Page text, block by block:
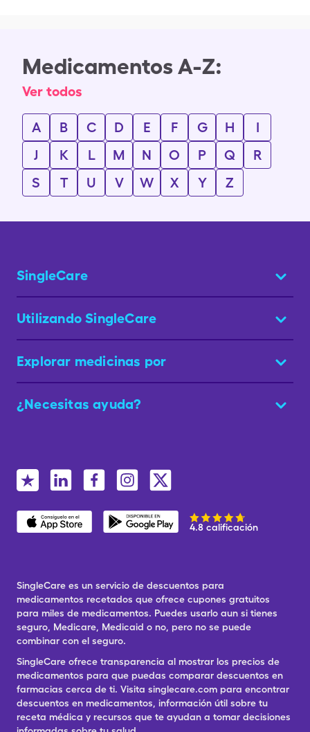
Medicamentos A-Z:
Ver todos
A B C D E F G H
I
J
K L M N O P Q
R
S
T U V W X Y Z
SingleCare
Utilizando SingleCare
Explorar medicinas por
¿Necesitas ayuda?
4.8 calificación
SingleCare es un servicio de descuentos para
medicamentos recetados que ofrece cupones gratuitos
para miles de medicamentos. Puedes usarlo aun si tienes
seguro, Medicare, Medicaid o no, pero no se puede
combinar con el seguro.
SingleCare ofrece transparencia al mostrar los precios de
medicamentos para que puedas comparar descuentos en
farmacias cerca de ti. Visita singlecare.com para encontrar
descuentos en medicamentos, información útil sobre tu
receta médica y recursos que te ayudan a tomar decisiones